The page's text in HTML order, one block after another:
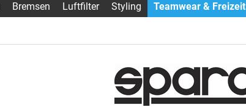
Bremsen Luftfilter Styling Teamwear & Freizeit